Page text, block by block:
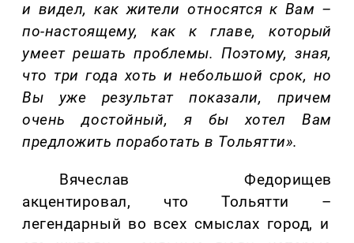
и видел, как жители относятся к Вам –
по-настоящему, как к главе, который
умеет решать проблемы. Поэтому, зная,
что три года хоть и небольшой срок, но
Вы уже результат показали, причем
очень достойный,я бы хотел Вам
предложить поработать в Тольятти».
Вячеслав Федорищев
акцентировал, что Тольятти –
легендарный во всех смыслах город, и